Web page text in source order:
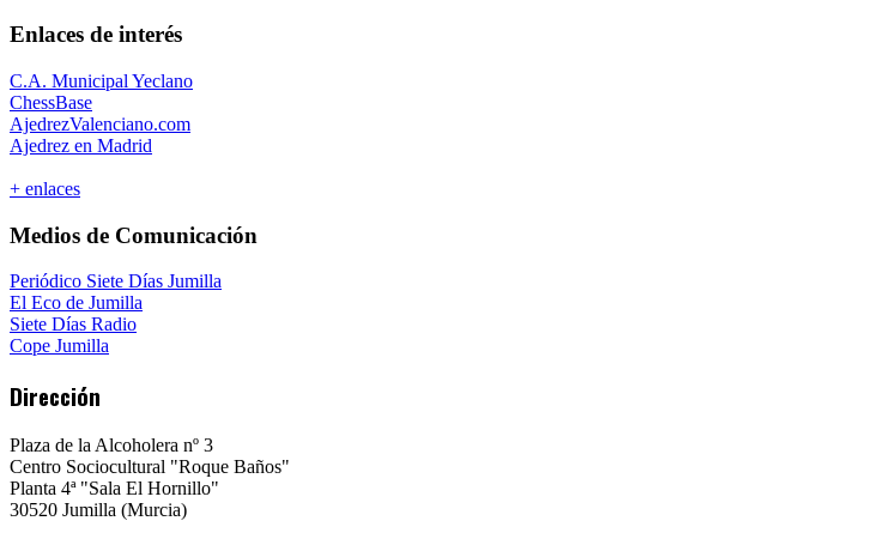
Enlaces de interés
C.A. Municipal Yeclano
ChessBase
AjedrezValenciano.com
Ajedrez en Madrid
+ enlaces
Medios de Comunicación
Periódico Siete Días Jumilla
El Eco de Jumilla
Siete Días Radio
Cope Jumilla
Dirección
Plaza de la Alcoholera nº 3
Centro Sociocultural "Roque Baños"
Planta 4ª "Sala El Hornillo"
30520 Jumilla (Murcia)